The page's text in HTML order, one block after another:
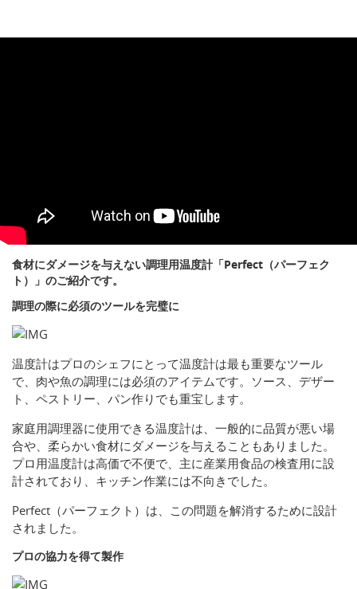
食材にダメージを与えない調理用温度計「Perfect（パーフェク
ト）」のご紹介です。
調理の際に必須のツールを完璧に
温度計はプロのシェフにとって温度計は最も重要なツール
で、肉や魚の調理には必須のアイテムです。ソース、デザー
ト、ペストリー、パン作りでも重宝します。
家庭用調理器に使用できる温度計は、一般的に品質が悪い場
合や、柔らかい食材にダメージを与えることもありました。
プロ用温度計は高価で不便で、主に産業用食品の検査用に設
計されており、キッチン作業には不向きでした。
Perfect（パーフェクト）は、この問題を解消するために設計
されました。
プロの協力を得て製作